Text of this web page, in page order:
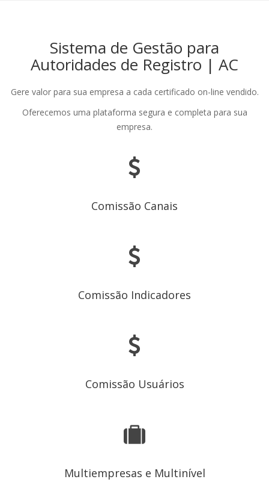
Sistema de Gestão para
Autoridades de Registro | AC
Gere valor para sua empresa a cada certificado on-line vendido.
Oferecemos uma plataforma segura e completa para sua
empresa.
Comissão Canais
Comissão Indicadores
Comissão Usuários
Multiempresas e Multinível